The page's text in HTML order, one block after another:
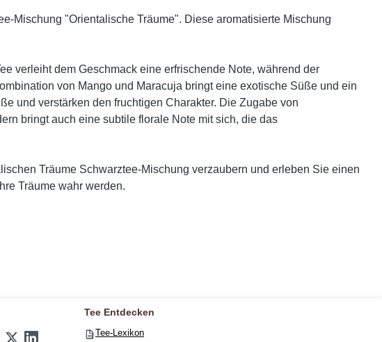
Mischung "Orientalische Träume". Diese aromatisierte Mischung
verleiht dem Geschmack eine erfrischende Note, während der
von Mango und Maracuja bringt eine exotische Süße und ein
und verstärken den fruchtigen Charakter. Die Zugabe von
bringt auch eine subtile florale Note mit sich, die das
Träume Schwarztee-Mischung verzaubern und erleben Sie einen
Träume wahr werden.
Tee Entdecken
Tee-Lexikon